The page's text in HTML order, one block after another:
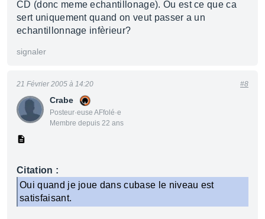
CD (donc meme echantillonage). Ou est ce que ca
sert uniquement quand on veut passer a un
echantillonnage infèrieur?
signaler
Crabe
Posteur·euse AFfolé·e
Membre depuis 22 ans
21 Février 2005 à 14:20 #8
Citation :
Oui quand je joue dans cubase le niveau est
satisfaisant.